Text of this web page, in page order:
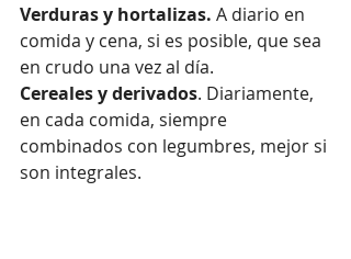
Verduras y hortalizas. A diario en
comida y cena, si es posible, que sea
en crudo una vez al día.
Cereales y derivados. Diariamente,
en cada comida, siempre
combinados con legumbres, mejor si
son integrales.